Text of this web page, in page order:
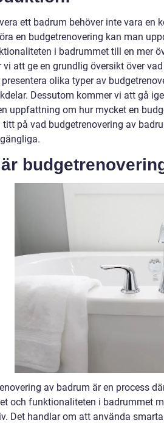
ett badrum behöver inte vara en
en budgetrenovering kan man
i badrummet till en mer
vi att ge en grundlig översikt över
presentera olika typer av
Dessutom kommer vi att gå
uppfattning om hur mycket en
titt på vad budgetrenovering av
av badrum är en process
och funktionaliteten i badrummet
Det handlar om att använda